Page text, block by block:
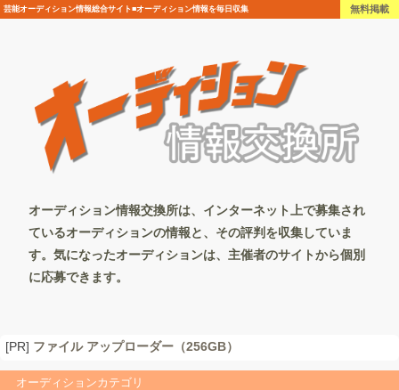
芸能オーディション情報総合サイト■オーディション情報を毎日収集 無料掲載
オーディション情報交換所は、インターネット上で募集され
ているオーディションの情報と、その評判を収集していま
す。気になったオーディションは、主催者のサイトから個別
に応募できます。
[PR] ファイル アップローダー（256GB）
オーディションカテゴリ